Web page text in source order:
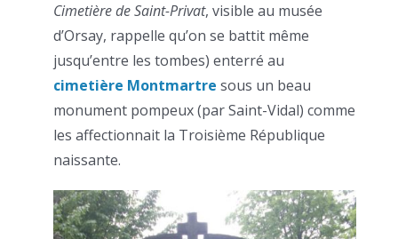
Cimetière de Saint-Privat, visible au musée
d’Orsay, rappelle qu’on se battit même
jusqu’entre les tombes) enterré au
cimetière Montmartre sous un beau
monument pompeux (par Saint-Vidal) comme
les affectionnait la Troisième République
naissante.